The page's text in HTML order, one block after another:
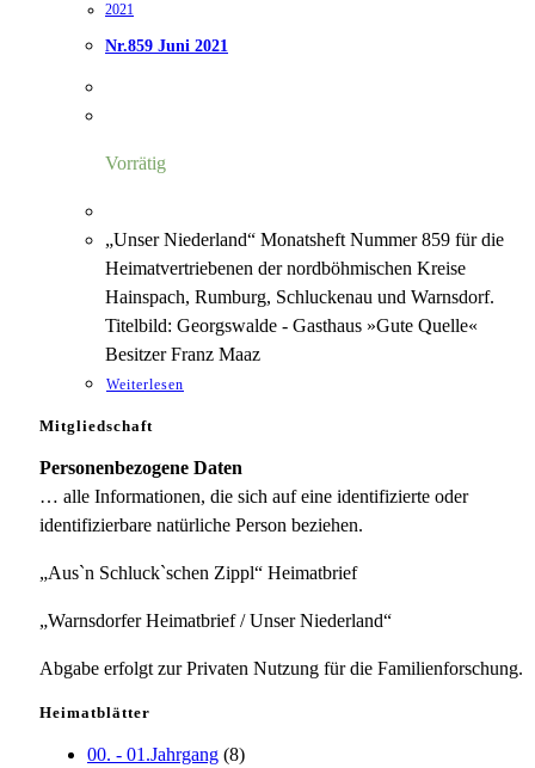
2021
Nr.859 Juni 2021
Vorrätig
„Unser Niederland“ Monatsheft Nummer 859 für die
Heimatvertriebenen der nordböhmischen Kreise
Hainspach, Rumburg, Schluckenau und Warnsdorf.
Titelbild: Georgswalde - Gasthaus »Gute Quelle«
Besitzer Franz Maaz
Weiterlesen
Mitgliedschaft
Personenbezogene Daten
… alle Informationen, die sich auf eine identifizierte oder
identifizierbare natürliche Person beziehen.
„Aus`n Schluck`schen Zippl“ Heimatbrief
„Warnsdorfer Heimatbrief / Unser Niederland“
Abgabe erfolgt zur Privaten Nutzung für die Familienforschung.
Heimatblätter
00. - 01.Jahrgang (8)